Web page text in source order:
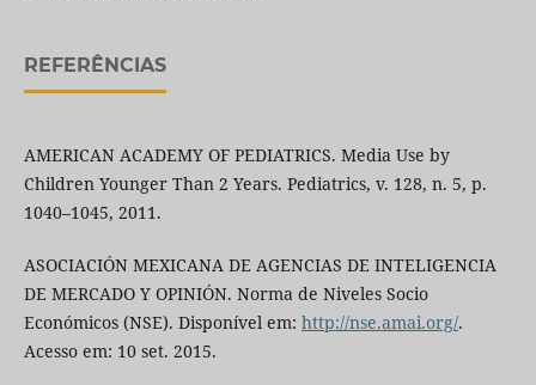
REFERÊNCIAS
AMERICAN ACADEMY OF PEDIATRICS. Media Use by
Children Younger Than 2 Years. Pediatrics, v. 128, n. 5, p.
1040–1045, 2011.
ASOCIACIÓN MEXICANA DE AGENCIAS DE INTELIGENCIA
DE MERCADO Y OPINIÓN. Norma de Niveles Socio
Económicos (NSE). Disponível em: http://nse.amai.org/.
Acesso em: 10 set. 2015.